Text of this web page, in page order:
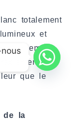
totalement
et
Largement
Le
que le
de la